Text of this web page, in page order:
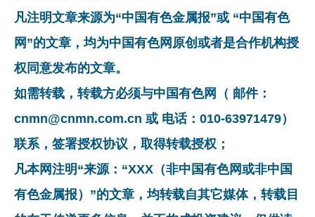
凡注明文章来源为“中国有色金属报”或 “中国有色
网”的文章，均为中国有色网原创或者是合作机构授
权同意发布的文章。
如需转载，转载方必须与中国有色网（ 邮件：
cnmn@cnmn.com.cn 或 电话：010-63971479）
联系，签署授权协议，取得转载授权；
凡本网注明“来源：“XXX（非中国有色网或非中国
有色金属报）”的文章，均转载自其它媒体，转载目